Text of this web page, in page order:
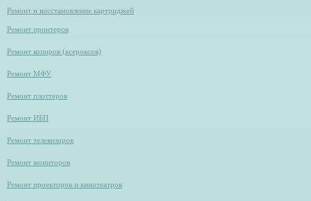
Ремонт и восстановление картриджей
Ремонт принтеров
Ремонт копиров (ксероксов)
Ремонт МФУ
Ремонт плоттеров
Ремонт ИБП
Ремонт телевизоров
Ремонт мониторов
Ремонт проекторов и кинотеатров